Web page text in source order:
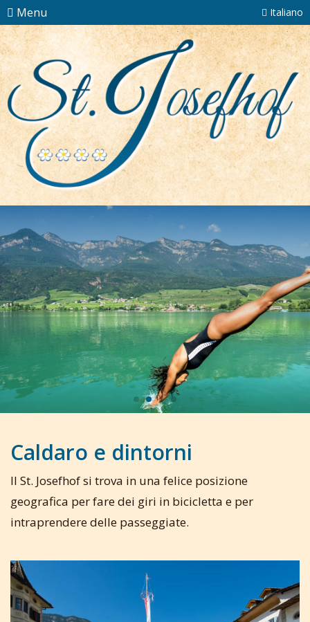
Menu Italiano
Caldaro e dintorni
Il St. Josefhof si trova in una felice posizione
geografica per fare dei giri in bicicletta e per
intraprendere delle passeggiate.